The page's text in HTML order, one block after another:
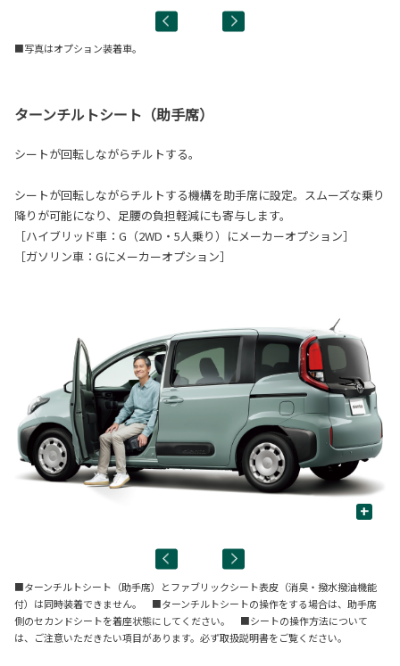
■写真はオプション装着車。
ターンチルトシート（助手席）
シートが回転しながらチルトする。
シートが回転しながらチルトする機構を助手席に設定。スムーズな乗り
降りが可能になり、足腰の負担軽減にも寄与します。
［ハイブリッド車：G（2WD・5人乗り）にメーカーオプション］
［ガソリン車：Gにメーカーオプション］
+
■ターンチルトシート（助手席）とファブリックシート表皮（消臭・撥水撥油機能
付）は同時装着できません。 ■ターンチルトシートの操作をする場合は、助⼿席
側のセカンドシートを着座状態にしてください。 ■シートの操作方法について
は、ご注意いただきたい項目があります。必ず取扱説明書をご覧ください。